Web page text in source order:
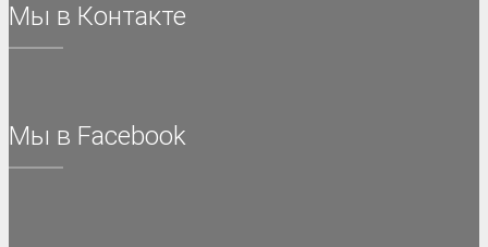
Мы в Контакте
Мы в Facebook